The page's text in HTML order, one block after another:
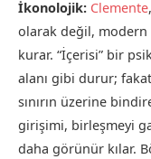
İkonolojik: Clemente
olarak değil, modern
kurar. “İçerisi” bir
alanı gibi durur;
sınırın üzerine
girişimi, birleşmeyi
daha görünür kılar.